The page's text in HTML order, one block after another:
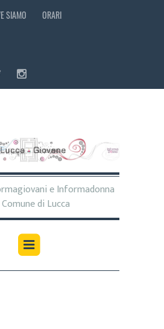
SIAMO ORARI
e Informadonna
di Lucca